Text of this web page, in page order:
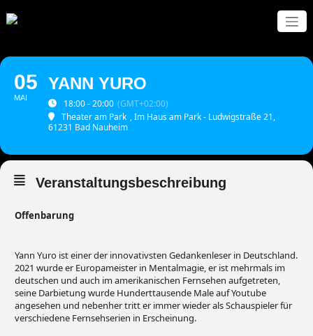
Inhalt
05
MAI
YANN YURO
18:00 - 20:00 (GMT+02:00)
Theater am Park , Im Haus am Park - Ludwigstraße 21,
61231 Bad Nauheim
Veranstaltungsbeschreibung
Offenbarung
Yann Yuro ist einer der innovativsten Gedankenleser in Deutschland.
2021 wurde er Europameister in Mentalmagie, er ist mehrmals im
deutschen und auch im amerikanischen Fernsehen aufgetreten,
seine Darbietung wurde Hunderttausende Male auf Youtube
angesehen und nebenher tritt er immer wieder als Schauspieler für
verschiedene Fernsehserien in Erscheinung.